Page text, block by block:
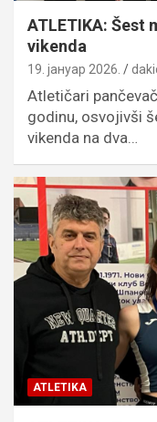
ATLETIKA: Šest
vikenda
19. јануар 2026.
Atletičari
godinu, osvojivši
vikenda na dva…
ATLETIKA